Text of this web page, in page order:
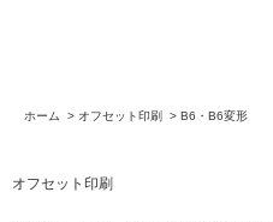
ホーム > オフセット印刷 > B6・B6変形
オフセット印刷